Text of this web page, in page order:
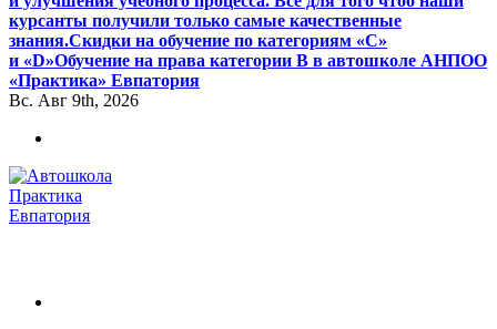
курсанты получили только самые качественные
знания.Скидки на обучение по категориям «С»
и «D»Обучение на права категории B в автошколе АНПОО
«Практика» Евпатория
Вс. Авг 9th, 2026